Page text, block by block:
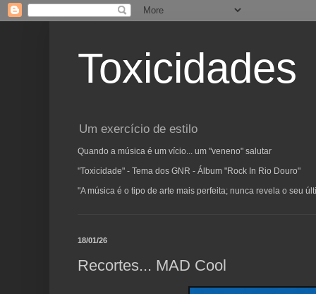
Toxicidades
Um exercício de estilo
Quando a música é um vício... um "veneno" salutar
"Toxicidade" - Tema dos GNR - Álbum "Rock In Rio Douro"
"A música é o tipo de arte mais perfeita; nunca revela o seu
18/01/26
Recortes... MAD Cool